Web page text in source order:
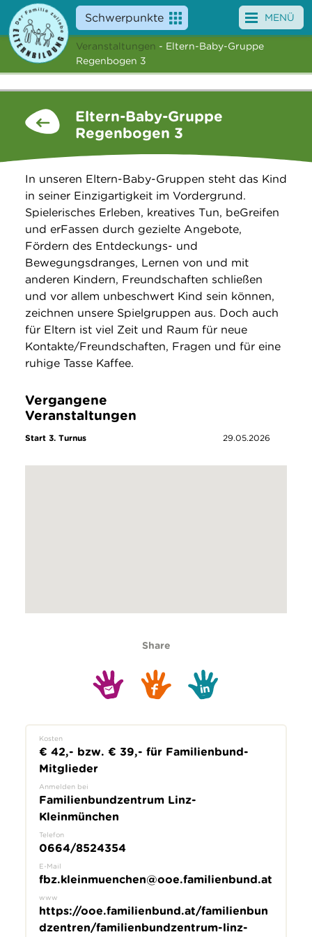
Schwerpunkte
Angebote
News
Über uns
Suche
MENÜ
Veranstaltungen - Eltern-Baby-Gruppe
Regenbogen 3
Eltern-Baby-Gruppe
Regenbogen 3
In unseren Eltern-Baby-Gruppen steht das Kind
in seiner Einzigartigkeit im Vordergrund.
Spielerisches Erleben, kreatives Tun, beGreifen
und erFassen durch gezielte Angebote,
Fördern des Entdeckungs- und
Bewegungsdranges, Lernen von und mit
anderen Kindern, Freundschaften schließen
und vor allem unbeschwert Kind sein können,
zeichnen unsere Spielgruppen aus. Doch auch
für Eltern ist viel Zeit und Raum für neue
Kontakte/Freundschaften, Fragen und für eine
ruhige Tasse Kaffee.
Vergangene
Veranstaltungen
Start 3. Turnus 29.05.2026
Share
Kosten
€ 42,- bzw. € 39,- für Familienbund-
Mitglieder
Anmelden bei
Familienbundzentrum Linz-
Kleinmünchen
Telefon
0664/8524354
E-Mail
fbz.kleinmuenchen@ooe.familienbund.at
www
https://ooe.familienbund.at/familienbun
dzentren/familienbundzentrum-linz-